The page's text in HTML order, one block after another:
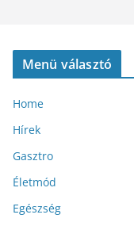
Menü választó
Home
Hírek
Gasztro
Életmód
Egészség